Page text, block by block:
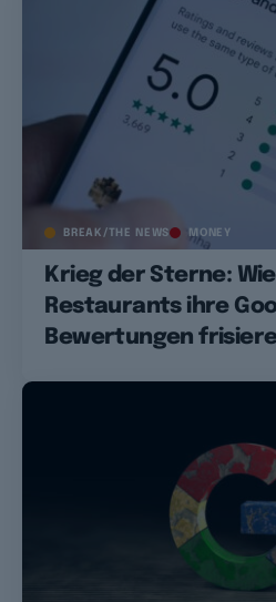
BREAK/THE NEWS MONEY
Krieg der Sterne:
Restaurants ihre
Bewertungen